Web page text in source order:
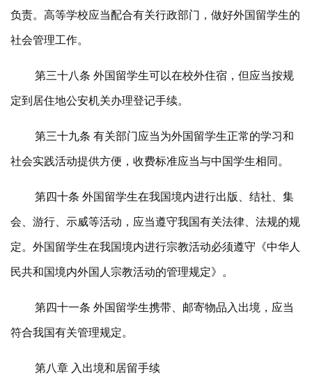
负责。高等学校应当配合有关行政部门，做好外国留学生的
社会管理工作。
第三十八条 外国留学生可以在校外住宿，但应当按规
定到居住地公安机关办理登记手续。
第三十九条 有关部门应当为外国留学生正常的学习和
社会实践活动提供方便，收费标准应当与中国学生相同。
第四十条 外国留学生在我国境内进行出版、结社、集
会、游行、示威等活动，应当遵守我国有关法律、法规的规
定。外国留学生在我国境内进行宗教活动必须遵守《中华人
民共和国境内外国人宗教活动的管理规定》。
第四十一条 外国留学生携带、邮寄物品入出境，应当
符合我国有关管理规定。
第八章 入出境和居留手续